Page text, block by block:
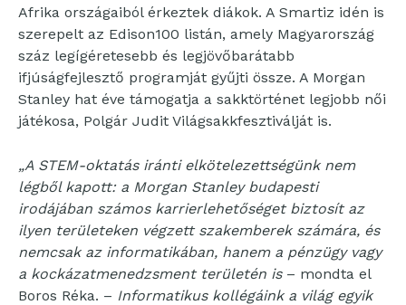
Afrika országaiból érkeztek diákok. A Smartiz idén is
szerepelt az Edison100 listán, amely Magyarország
száz legígéretesebb és legjövőbarátabb
ifjúságfejlesztő programját gyűjti össze. A Morgan
Stanley hat éve támogatja a sakktörténet legjobb női
játékosa, Polgár Judit Világsakkfesztiválját is.
„A STEM-oktatás iránti elkötelezettségünk nem
légből kapott: a Morgan Stanley budapesti
irodájában számos karrierlehetőséget biztosít az
ilyen területeken végzett szakemberek számára, és
nemcsak az informatikában, hanem a pénzügy vagy
a kockázatmenedzsment területén is– mondta el
Boros Réka. – Informatikus kollégáink a világ egyik